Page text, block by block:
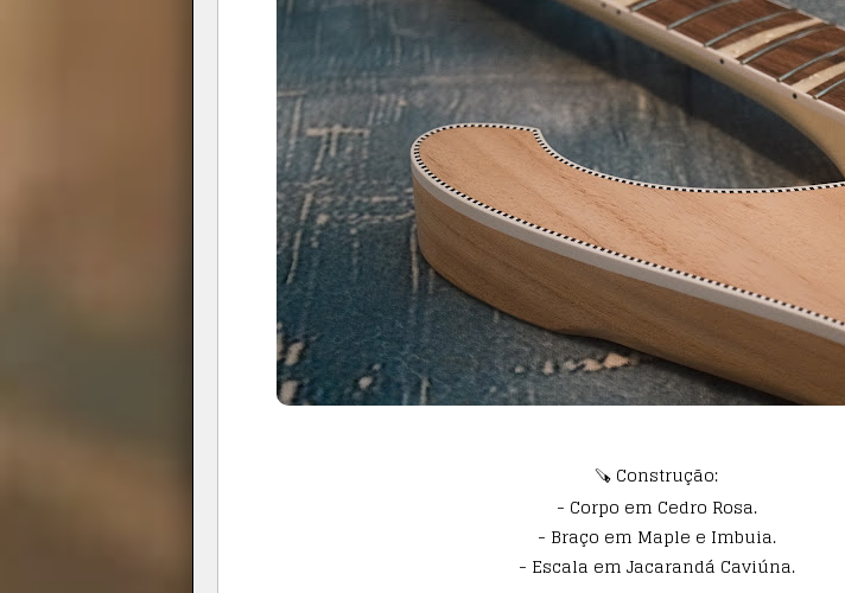
🪚 Construção:
- Corpo em Cedro Rosa.
- Braço em Maple e Imbuia.
- Escala em Jacarandá Caviúna.